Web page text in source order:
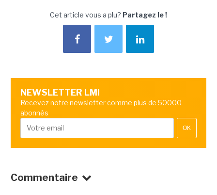
Cet article vous a plu? Partagez le !
NEWSLETTER LMI
Recevez notre newsletter comme plus de 50000
abonnés
OK
Commentaire